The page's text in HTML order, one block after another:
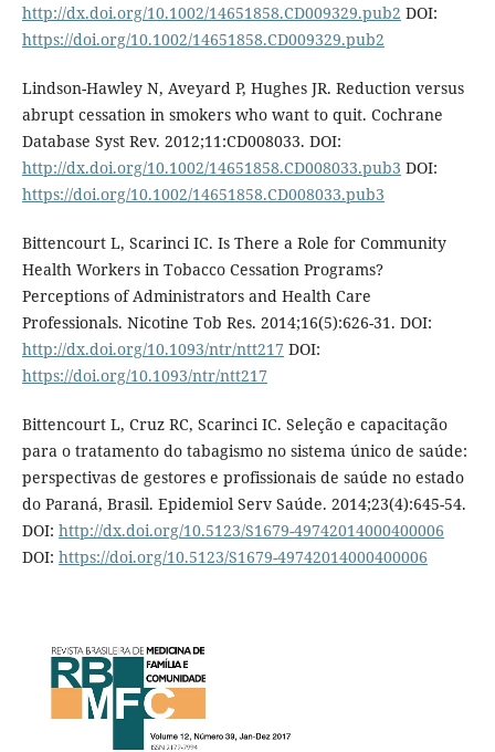
http://dx.doi.org/10.1002/14651858.CD009329.pub2 DOI:
https://doi.org/10.1002/14651858.CD009329.pub2
Lindson-Hawley N, Aveyard P, Hughes JR. Reduction versus
abrupt cessation in smokers who want to quit. Cochrane
Database Syst Rev. 2012;11:CD008033. DOI:
http://dx.doi.org/10.1002/14651858.CD008033.pub3 DOI:
https://doi.org/10.1002/14651858.CD008033.pub3
Bittencourt L, Scarinci IC. Is There a Role for Community
Health Workers in Tobacco Cessation Programs?
Perceptions of Administrators and Health Care
Professionals. Nicotine Tob Res. 2014;16(5):626-31. DOI:
http://dx.doi.org/10.1093/ntr/ntt217 DOI:
https://doi.org/10.1093/ntr/ntt217
Bittencourt L, Cruz RC, Scarinci IC. Seleção e capacitação
para o tratamento do tabagismo no sistema único de saúde:
perspectivas de gestores e profissionais de saúde no estado
do Paraná, Brasil. Epidemiol Serv Saúde. 2014;23(4):645-54.
DOI: http://dx.doi.org/10.5123/S1679-49742014000400006
DOI: https://doi.org/10.5123/S1679-49742014000400006